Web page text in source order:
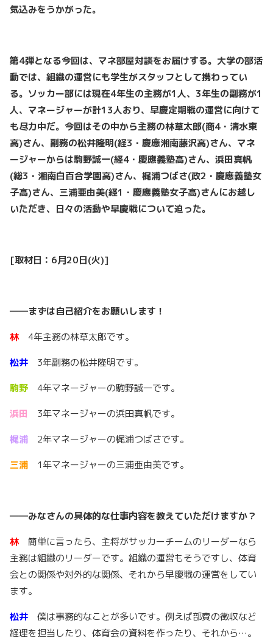
気込みをうかがった。
第4弾となる今回は、マネ部屋対談をお届けする。大学の部活
動では、組織の運営にも学生がスタッフとして携わってい
る。ソッカー部には現在4年生の主務が1人、3年生の副務が1
人、マネージャーが計13人おり、早慶定期戦の運営に向けて
も尽力中だ。今回はその中から主務の林草太郎(商4 ・清水東
高)さん、副務の松井隆明(経3 ・慶應湘南藤沢高)さん、マネ
ージャーからは駒野誠一(経4 ・慶應義塾高)さん、浜田真帆
(総3 ・湘南白百合学園高)さん、梶浦つばさ(政2 ・慶應義塾女
子高)さん、三浦亜由美(経1 ・慶應義塾女子高)さんにお越し
いただき、日々の活動や早慶戦について迫った。
[取材日：6月20日(火)]
――まずは自己紹介をお願いします！
林 4年主務の林草太郎です。
松井 3年副務の松井隆明です。
駒野 4年マネージャーの駒野誠一です。
浜田 3年マネージャーの浜田真帆です。
梶浦 2年マネージャーの梶浦つばさです。
三浦 1年マネージャーの三浦亜由美です。
――みなさんの具体的な仕事内容を教えていただけますか？
林 簡単に言ったら、主将がサッカーチームのリーダーなら
主務は組織のリーダーです。組織の運営もそうですし、体育
会との関係や対外的な関係、それから早慶戦の運営をしてい
ます。
松井 僕は事務的なことが多いです。例えば部費の徴収など
経理を担当したり、体育会の資料を作ったり、それから…。